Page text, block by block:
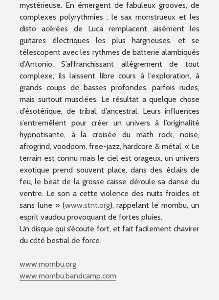
mystérieuse. En émergent de fabuleux grooves, de
complexes polyrythmies : le sax monstrueux et les
disto acérées de Luca remplacent aisément les
guitares électriques les plus hargneuses, et se
télescopent avec les rythmes de batterie alambiqués
d’Antonio. S’affranchissant allègrement de tout
complexe, ils laissent libre cours à l’exploration, à
grands coups de basses profondes, parfois rudes,
mais surtout musclées. Le résultat a quelque chose
d’ésotérique, de tribal, d’ancestral. Leurs influences
s’entremêlent pour créer un univers à l’originalité
hypnotisante, à la croisée du math rock, noise,
afrogrind, voodoom, free-jazz, hardcore & métal. « Le
terrain est connu mais le ciel est orageux, un univers
exotique prend souvent place, dans des éclairs de
feu, le beat de la grosse caisse déroule sa danse du
ventre. Le son a cette violence des nuits froides et
sans lune » (www.stnt.org), rappelant le mombu, un
esprit vaudou provoquant de fortes pluies.
Un disque qui s’écoute fort, et fait facilement chavirer
du côté bestial de force.
www.mombu.org
www.mombu.bandcamp.com